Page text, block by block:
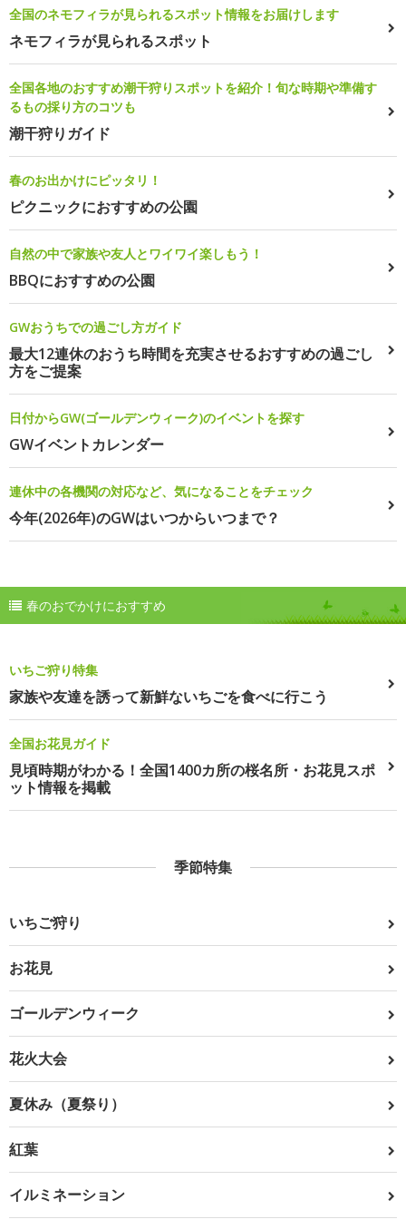
全国のネモフィラが見られるスポット情報をお届けします
ネモフィラが見られるスポット
全国各地のおすすめ潮干狩りスポットを紹介！旬な時期や準備す
るもの採り方のコツも
潮干狩りガイド
春のお出かけにピッタリ！
ピクニックにおすすめの公園
自然の中で家族や友人とワイワイ楽しもう！
BBQにおすすめの公園
GWおうちでの過ごし方ガイド
最大12連休のおうち時間を充実させるおすすめの過ごし
方をご提案
日付からGW(ゴールデンウィーク)のイベントを探す
GWイベントカレンダー
連休中の各機関の対応など、気になることをチェック
今年(2026年)のGWはいつからいつまで？
春のおでかけにおすすめ
いちご狩り特集
家族や友達を誘って新鮮ないちごを食べに行こう
全国お花見ガイド
見頃時期がわかる！全国1400カ所の桜名所・お花見スポ
ット情報を掲載
季節特集
いちご狩り
お花見
ゴールデンウィーク
花火大会
夏休み（夏祭り）
紅葉
イルミネーション